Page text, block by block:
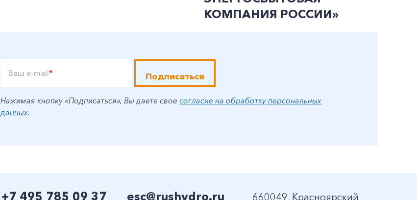
КОМПАНИЯ РОССИИ»
Ваш e-mail* Подписаться
Нажимая кнопку «Подписаться», Вы даете своесогласие на обработку персональных
данных.
+7 495 785 09 37 esc@rushydro.ru 660049, Красноярский